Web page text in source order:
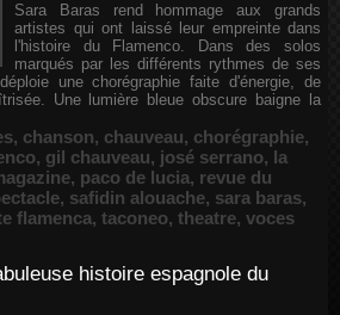
Sara Baras rend hommage aux grands
artistes qui ont laissé leur empreinte dans
l'histoire du Flamenco. Dans des solos
marqués par les différents rythmes de ses
une chorégraphie faite d'énergie, de
Une lumière bleue obscure baigne la
, chanson, chauveau, chorégraphie,
, gil chauveau, josé serrano, la
, paco de lucia, revue du
, safidin alouache, sara baras,
flamenca, taconeo, theatre, voces
histoire espagnole du